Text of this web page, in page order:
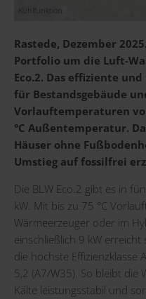
Kühlfunktion.
Rastede, Dezember
Portfolio um die Luft-
Eco.2. Das effiziente
für Bestandsgebäude
Vorlauftemperaturen
°C Außentemperatur.
Häuser ohne
Umstieg auf fossilfrei
Die BLW Eco.2 gibt es in
kW. Mit bis zu 75 °C
Wärmeerzeuger oder im
einschließlich 9 kW
die höchste Effizienzklasse
5,2 (A7/W35). So bleibt die
Kälte leistungsstabil und